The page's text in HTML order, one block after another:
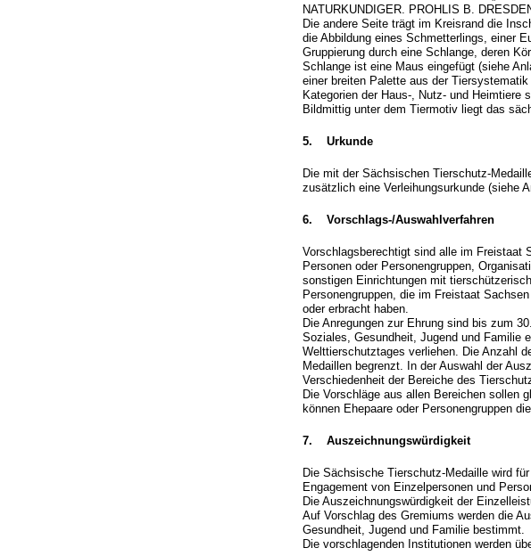
NATURKUNDIGER. PROHLIS B.
Die andere Seite trägt im Kreisrand die
die Abbildung eines Schmetterlings, einer
Gruppierung durch eine Schlange, deren
Schlange ist eine Maus eingefügt (siehe
einer breiten Palette aus der
Kategorien der Haus-, Nutz- und Heimtiere
Bildmittig unter dem Tiermotiv liegt das
5. Urkunde
Die mit der Sächsischen Tierschutz-
zusätzlich eine Verleihungsurkunde (siehe
6. Vorschlags-/Auswahlverfahren
Vorschlagsberechtigt sind alle im Freistaat
Personen oder Personengruppen,
sonstigen Einrichtungen mit
Personengruppen, die im Freistaat
oder erbracht haben.
Die Anregungen zur Ehrung sind bis zum
Soziales, Gesundheit, Jugend und Familie
Welttierschutztages verliehen. Die Anzahl
Medaillen begrenzt. In der Auswahl der
Verschiedenheit der Bereiche des
Die Vorschläge aus allen Bereichen sollen
können Ehepaare oder Personengruppen
7. Auszeichnungswürdigkeit
Die Sächsische Tierschutz-Medaille wird
Engagement von Einzelpersonen und
Die Auszeichnungswürdigkeit der
Auf Vorschlag des Gremiums werden die
Gesundheit, Jugend und Familie bestimmt.
Die vorschlagenden Institutionen werden